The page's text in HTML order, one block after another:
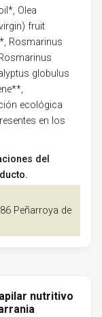
Olea
fruit
Rosmarinus
globulus
ecológica
en los
del
Peñarroya de
nutritivo